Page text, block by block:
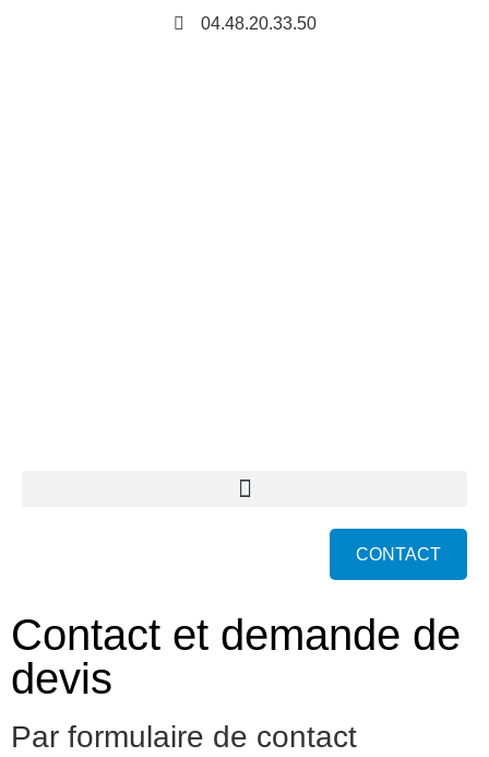
04.48.20.33.50
CONTACT
Contact et demande de
devis
Par formulaire de contact